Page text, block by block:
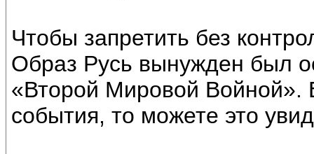
Чтобы запретить без
Образ Русь вынужден был
«Второй Мировой Войной».
события, то можете это